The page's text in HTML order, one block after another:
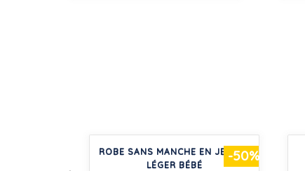
-50%
ROBE SANS MANCHE EN JERSEY
LÉGER BÉBÉ